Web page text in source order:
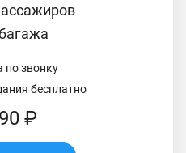
по звонку
бесплатно
₽